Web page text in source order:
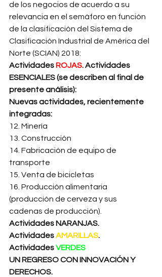
de los negocios de acuerdo a su
relevancia en el semáforo en función
de la clasificación del Sistema de
Clasificación Industrial de América del
Norte (SCIAN) 2018:
Actividades ROJAS. Actividades
ESENCIALES (se describen al final de
presente análisis):
Nuevas actividades, recientemente
integradas:
12. Minería
13. Construcción
14. Fabricación de equipo de
transporte
15. Venta de bicicletas
16. Producción alimentaria
(producción de cerveza y sus
cadenas de producción).
Actividades NARANJAS.
Actividades AMARILLAS.
Actividades VERDES
UN REGRESO CON INNOVACIÓN Y
DERECHOS.